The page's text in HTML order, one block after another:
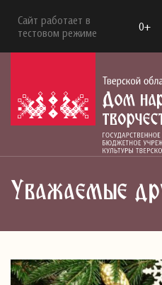
Сайт работает в
тестовом режиме
0+
Уважаемые